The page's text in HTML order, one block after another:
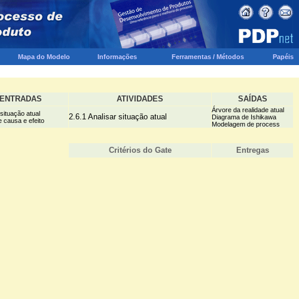
Mapa do Modelo Informações Ferramentas / Métodos Papéis
ENTRADAS ATIVIDADES SAÍDAS
atual
causa e efeito
2.6.1 Analisar situação atual
Árvore da realidade atual
Diagrama de Ishikawa
Modelagem de process
Critérios do Gate Entregas